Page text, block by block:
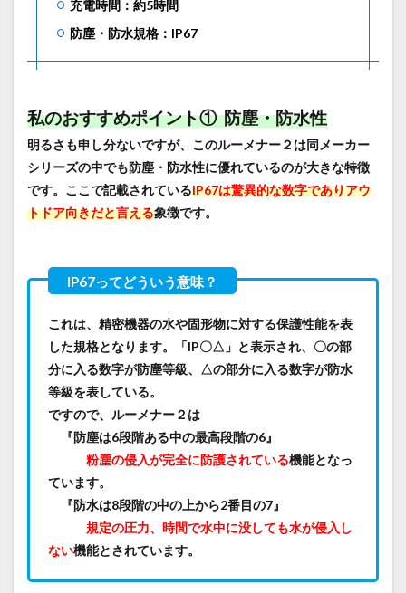
充電時間：約5時間
防塵・防水規格：IP67
私のおすすめポイント① 防塵・防水性
明るさも申し分ないですが、このルーメナー２は同メーカー
シリーズの中でも防塵・防水性に優れているのが大きな特徴
です。ここで記載されているIP67は驚異的な数字でありアウ
トドア向きだと言える象徴です。
これは、精密機器の水や固形物に対する保護性能を表
した規格となります。「IP〇△」と表示され、〇の部
分に入る数字が防塵等級、△の部分に入る数字が防水
等級を表している。
ですので、ルーメナー２は
『防塵は6段階ある中の最高段階の6』
粉塵の侵入が完全に防護されている機能となっ
ています。
『防水は8段階の中の 上から2番目の7』
規定の圧力、時間で水中に没しても水が侵入し
ない機能とされています。